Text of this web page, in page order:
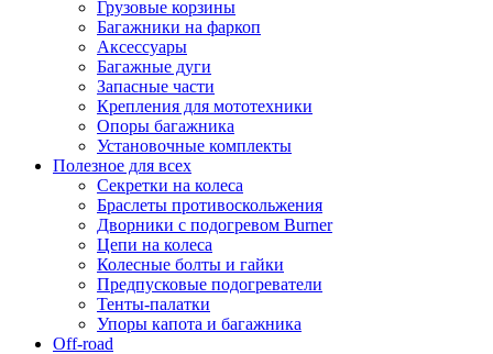
Грузовые корзины
Багажники на фаркоп
Аксессуары
Багажные дуги
Запасные части
Крепления для мототехники
Опоры багажника
Установочные комплекты
Полезное для всех
Секретки на колеса
Браслеты противоскольжения
Дворники с подогревом Burner
Цепи на колеса
Колесные болты и гайки
Предпусковые подогреватели
Тенты-палатки
Упоры капота и багажника
Off-road